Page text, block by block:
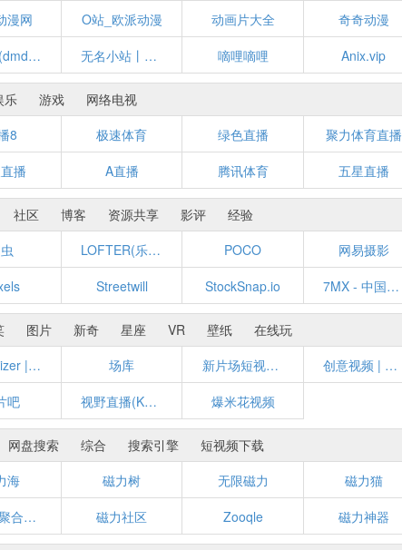
漫网 O站_欧派动漫 动画片大全 奇奇动漫
动漫岛(dmd8.com) 无名小站丨动画补完计划 嘀哩嘀哩 Anix.vip
乐 游戏
网络电视
8 极速体育 绿色直播 聚力体育直播
播 A直播 腾讯体育 五星直播
社区 博客 资源共享 影评
经验
LOFTER(乐乎) POCO 网易摄影
Streetwill StockSnap.io 7MX - 中国领先的视觉创作社区
图片 新奇 星座 VR 壁纸
在线玩
Eyepetizer | 开眼视频 场库 新片场短视频 | 年轻人喜欢的短视频 创意视频 | 创意短片 | 有意思的视频 - 多新奇
吧 视野直播(KENLIVE.COM) 爆米花视频
网盘搜索 综合 搜索引擎
短视频下载
海 磁力树 无限磁力 磁力猫
轻磁力聚合搜索引擎 磁力社区 Zooqle 磁力神器